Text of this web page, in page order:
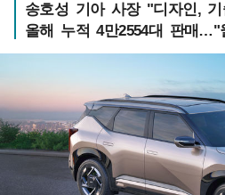
송호성 기아 사장 "디자인,
올해 누적 4만2554대 판매…"